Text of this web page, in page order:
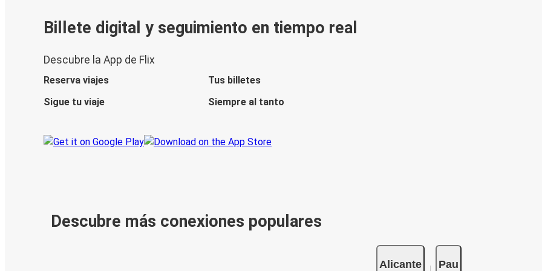
Billete digital y seguimiento en tiempo real
Descubre la App de Flix
Reserva viajes
Tus billetes
Sigue tu viaje
Siempre al tanto
Descubre más conexiones populares
Alicante Pau